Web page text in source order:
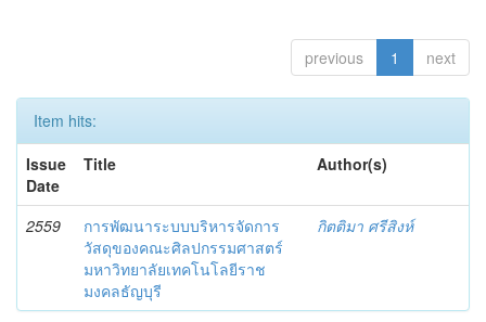
previous 1 next
Item hits:
Issue
Date
Title Author(s)
2559
การพัฒนาระบบบริหารจัดการ
วัสดุของคณะศิลปกรรมศาสตร์
มหาวิทยาลัยเทคโนโลยีราช
มงคลธัญบุรี
กิตติมา ศรีสิงห์